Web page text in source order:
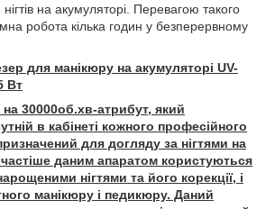
на акумуляторі. Перевагою такого
робота кілька годин у безперервному
для манікюру на акумуляторі UV-
Вт
на 30000об.хв-атрибут, який
в кабінеті кожного професійного
для догляду за нігтями на
даним апаратом користуються
нігтями та його корекції, і
манікюру і педикюру. Даний